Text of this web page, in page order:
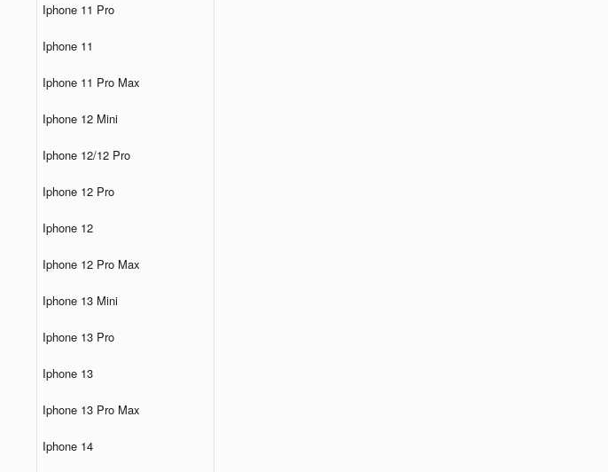
Iphone 11 Pro
Iphone 11
Iphone 11 Pro Max
Iphone 12 Mini
Iphone 12/12 Pro
Iphone 12 Pro
Iphone 12
Iphone 12 Pro Max
Iphone 13 Mini
Iphone 13 Pro
Iphone 13
Iphone 13 Pro Max
Iphone 14